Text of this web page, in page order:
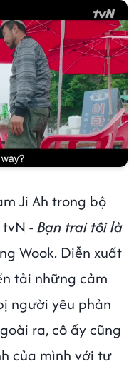
Ji Ah trong bộ
- Bạn trai tôi là
Wook. Diễn xuất
tải những cảm
người yêu phản
ra, cô ấy cũng
của mình với tư